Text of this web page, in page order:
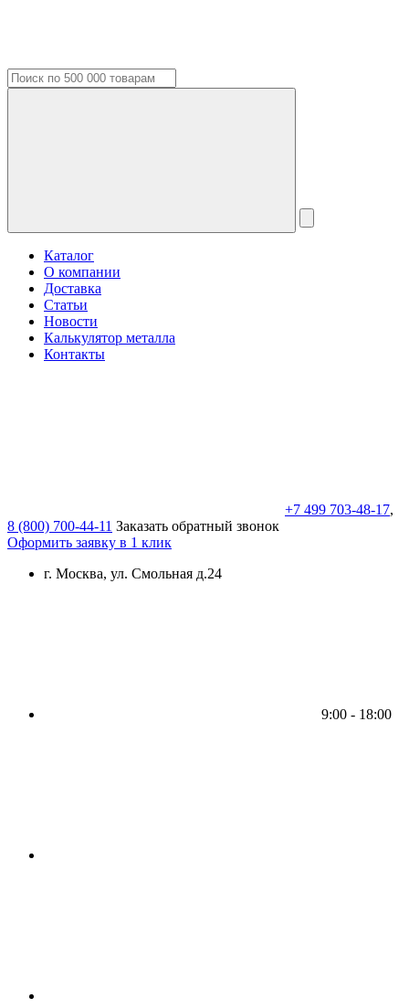
Каталог
О компании
Доставка
Статьи
Новости
Калькулятор металла
Контакты
+7 499 703-48-17,
8 (800) 700-44-11 Заказать обратный звонок
Оформить заявку в 1 клик
г. Москва, ул. Смольная д.24
9:00 - 18:00